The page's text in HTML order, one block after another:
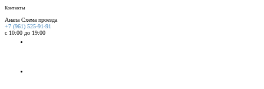
Контакты
Анапа Схема проезда
+7 (961) 525-91-91
с 10:00 до 19:00